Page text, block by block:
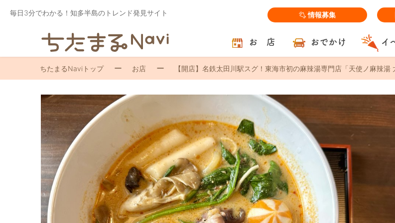
毎日3分でわかる！知多半島のトレンド発見サイト 情報募集
お 店 おでかけ イ
ちたまるNaviトップ お店 【開店】名鉄太田川駅スグ！東海市初の麻辣湯専門店「天使ノ麻辣